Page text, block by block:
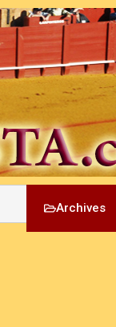
Archives